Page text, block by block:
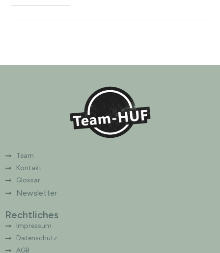
Team
Kontakt
Glossar
Newsletter
Rechtliches
Impressum
Datenschutz
AGB